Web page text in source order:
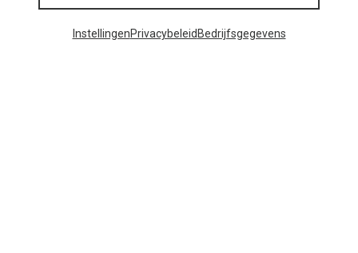
InstellingenPrivacybeleid Bedrijfsgegevens